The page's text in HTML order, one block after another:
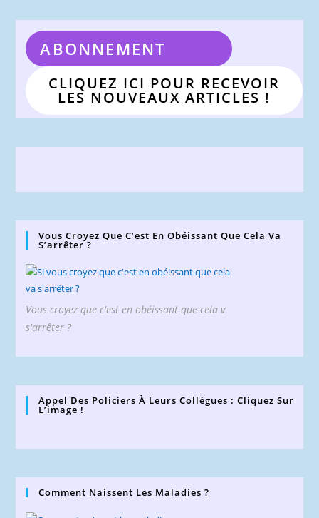
ABONNEMENT
CLIQUEZ ICI POUR RECEVOIR
LES NOUVEAUX ARTICLES !
Vous Croyez Que C’est En Obéissant Que Cela Va
S’arrêter ?
Vous croyez que c'est en obéissant que cela v
s'arrêter ?
Appel Des Policiers À Leurs Collègues : Cliquez Sur
L’image !
Comment Naissent Les Maladies ?